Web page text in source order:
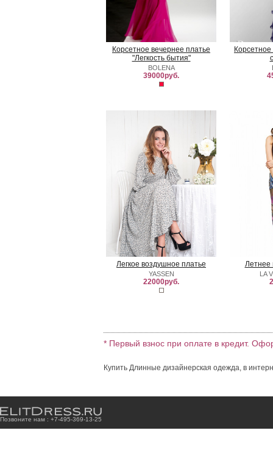
Корсетное вечернее платье
"Легкость бытия"
BOLENA
39000руб.
Легкое воздушное платье
YASSEN
22000руб.
Летнее
LA
* Первый взнос при оплате в кредит.
Купить Длинные дизайнерская одежда, в
Позвоните нам : +7-495-369-13-25